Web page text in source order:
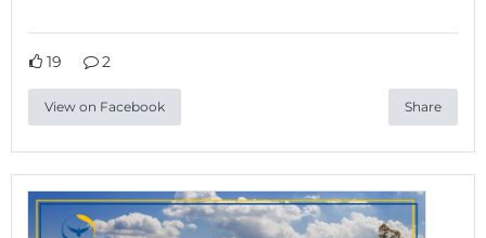
19 2
View on Facebook Share